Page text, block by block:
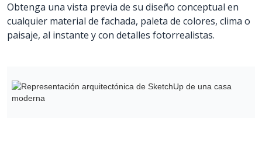
Obtenga una vista previa de su diseño conceptual en
cualquier material de fachada, paleta de colores, clima o
paisaje, al instante y con detalles fotorrealistas.